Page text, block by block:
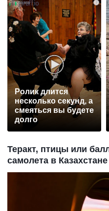
i
Ролик длится
несколько секунд, а
смеяться вы будете
долго
Теракт, птицы или
самолета в